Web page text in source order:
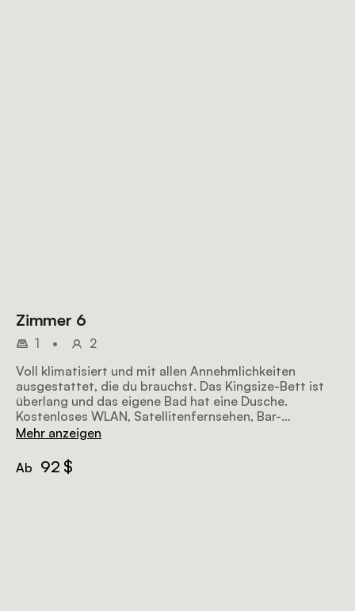
Zimmer 6
1 •
2
Voll klimatisiert und mit allen Annehmlichkeiten
ausgestattet, die du brauchst. Das Kingsize-Bett ist
überlang und das eigene Bad hat eine Dusche.
Kostenloses WLAN, Satellitenfernsehen, Bar-
Kühlschrank, Tee-/Kaffeezubereitung und Frühstück
Mehr anzeigen
Ab 92 $